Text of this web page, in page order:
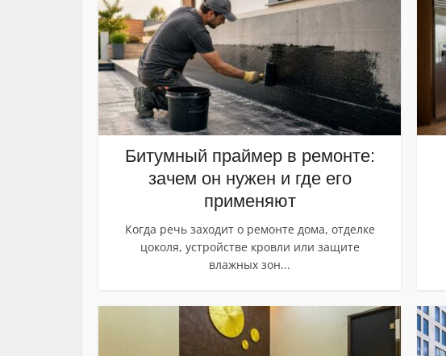
Битумный праймер в ремонте:
зачем он нужен и где его
применяют
Когда речь заходит о ремонте дома, отделке
цоколя, устройстве кровли или защите
влажных зон...